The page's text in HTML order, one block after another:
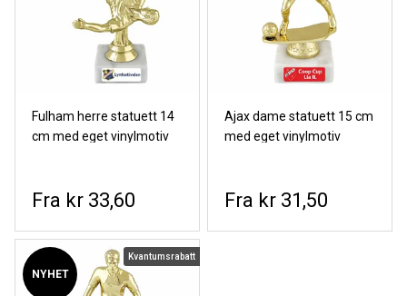
Fulham herre statuett 14
cm med eget vinylmotiv
kr 33,60
Ajax dame statuett 15 cm
med eget vinylmotiv
kr 31,50
NYHET
Kvantumsrabatt